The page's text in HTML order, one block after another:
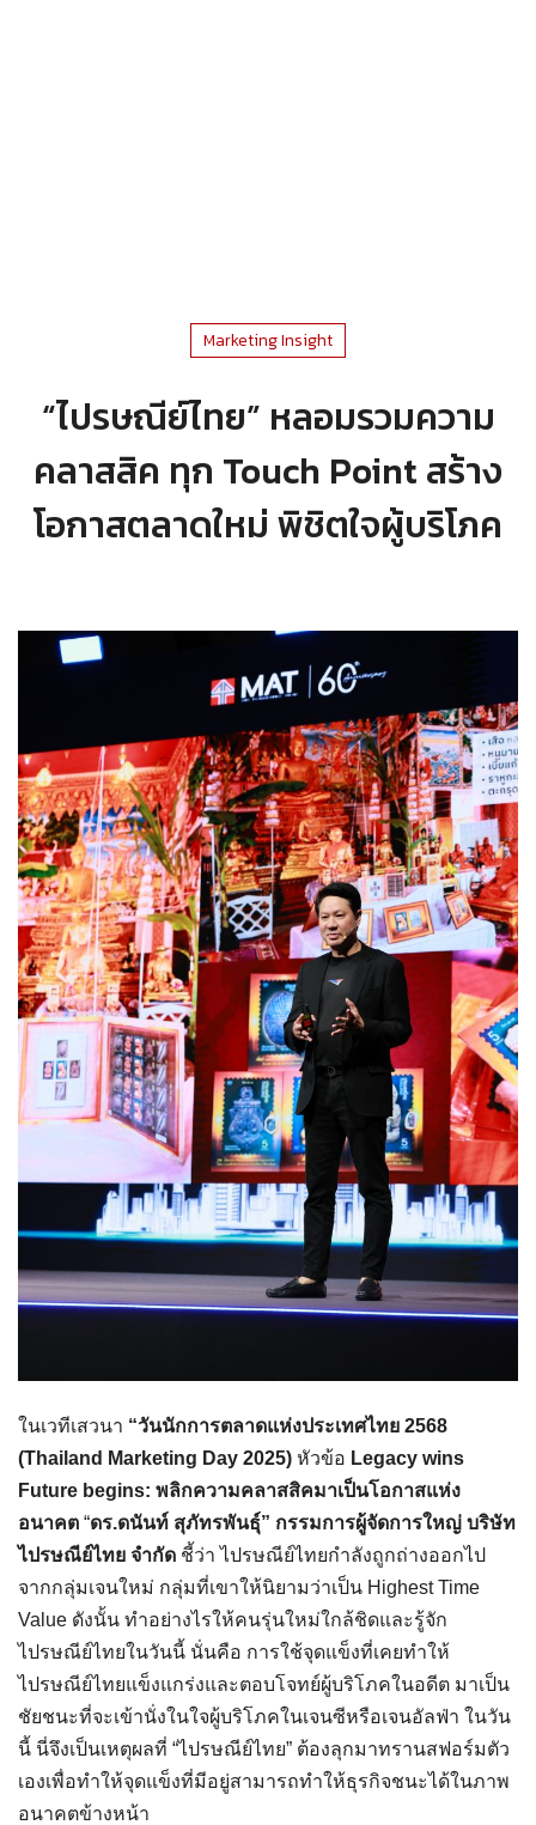
Marketing Insight
“ไปรษณีย์ไทย” หลอมรวมความ
คลาสสิค ทุก Touch Point สร้าง
โอกาสตลาดใหม่ พิชิตใจผู้บริโภค
ในเวทีเสวนา “วันนักการตลาดแห่งประเทศไทย 2568
(Thailand Marketing Day 2025) หัวข้อ Legacy wins
Future begins: พลิกความคลาสสิคมาเป็นโอกาสแห่ง
อนาคต “ดร.ดนันท์ สุภัทรพันธุ์” กรรมการผู้จัดการใหญ่ บริษัท
ไปรษณีย์ไทย จำกัด ชี้ว่า ไปรษณีย์ไทยกำลังถูกถ่างออกไป
จากกลุ่มเจนใหม่ กลุ่มที่เขาให้นิยามว่าเป็น Highest Time
Value ดังนั้น ทำอย่างไรให้คนรุ่นใหม่ใกล้ชิดและรู้จัก
ไปรษณีย์ไทยในวันนี้ นั่นคือ การใช้จุดแข็งที่เคยทำให้
ไปรษณีย์ไทยแข็งแกร่งและตอบโจทย์ผู้บริโภคในอดีต มาเป็น
ชัยชนะที่จะเข้านั่งในใจผู้บริโภคในเจนซีหรือเจนอัลฟ่า ในวัน
นี้ นี่จึงเป็นเหตุผลที่ “ไปรษณีย์ไทย” ต้องลุกมาทรานสฟอร์มตัว
เองเพื่อทำให้จุดแข็งที่มีอยู่สามารถทำให้ธุรกิจชนะได้ในภาพ
อนาคตข้างหน้า